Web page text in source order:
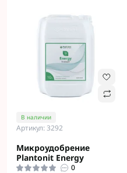
В наличии
Артикул: 3292
Микроудобрение
Plantonit Energy
0